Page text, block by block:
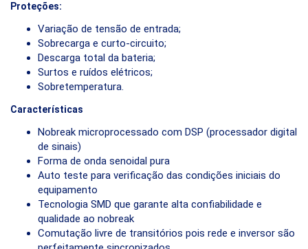
Proteções:
Variação de tensão de entrada;
Sobrecarga e curto-circuito;
Descarga total da bateria;
Surtos e ruídos elétricos;
Sobretemperatura.
Características
Nobreak microprocessado com DSP (processador digital
de sinais)
Forma de onda senoidal pura
Auto teste para verificação das condições iniciais do
equipamento
Tecnologia SMD que garante alta confiabilidade e
qualidade ao nobreak
Comutação livre de transitórios pois rede e inversor são